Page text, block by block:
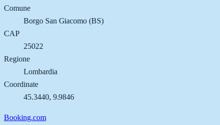
Comune
Borgo San Giacomo (BS)
CAP
25022
Regione
Lombardia
Coordinate
45.3440, 9.9846
Booking.com